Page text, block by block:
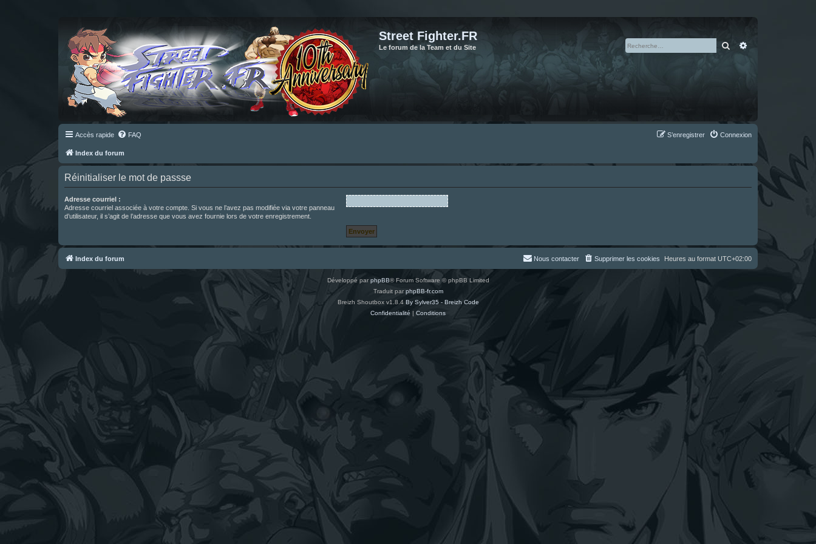
Street Fighter.FR
Le forum de la Team et du Site Rechercher
Accès rapide FAQ Connexion
S’enregistrer
Index du forum
Réinitialiser le mot de passse
Adresse courriel :
Adresse courriel associée à votre compte. Si vous ne l’avez pas modifiée via votre panneau
d’utilisateur, il s’agit de l’adresse que vous avez fournie lors de votre enregistrement.
Index du forum Heures au format UTC+02:00
Supprimer les cookies
Nous contacter
Développé parphpBB® Forum Software © phpBB Limited
Traduit parphpBB-fr.com
Breizh Shoutbox v1.8.4 By Sylver35 - Breizh Code
Confidentialité | Conditions